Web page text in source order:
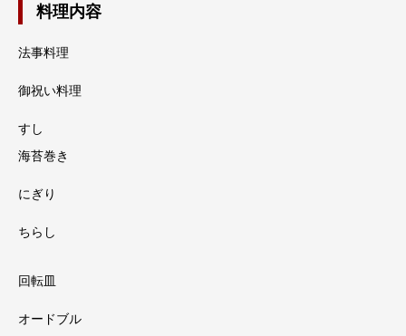
料理内容
法事料理
御祝い料理
すし
海苔巻き
にぎり
ちらし
回転皿
オードブル